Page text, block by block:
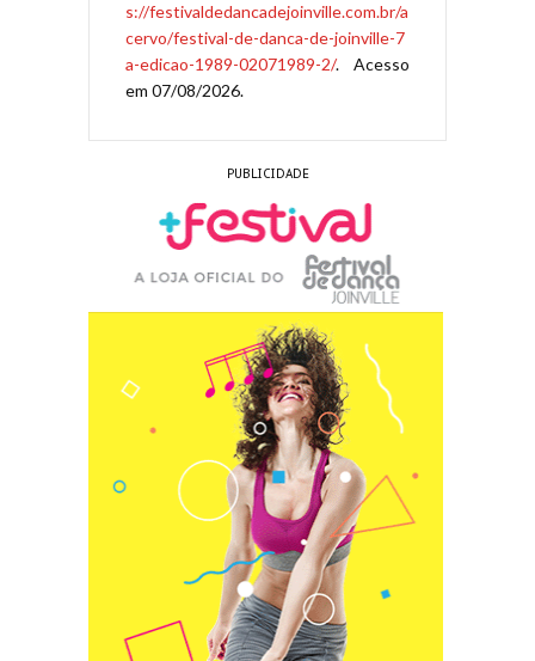
s://festivaldedancadejoinville.com.br/a
cervo/festival-de-danca-de-joinville-7
a-edicao-1989-02071989-2/. Acesso
em 07/08/2026.
PUBLICIDADE